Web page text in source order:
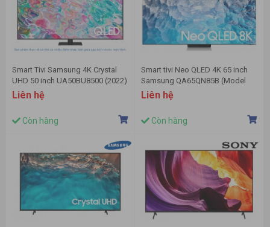
Smart Tivi Samsung 4K Crystal
UHD 50 inch UA50BU8500 (2022)
Liên hệ
Còn hàng
Smart tivi Neo QLED 4K 65 inch
Samsung QA65QN85B (Model
2022)
Liên hệ
Còn hàng